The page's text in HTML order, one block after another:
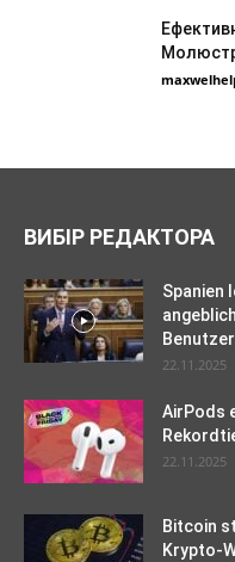
ВИБІР РЕДАКТОРА
Spanien
22.11.2025
AirPods
22.11.2025
Bitcoin
Krypto-